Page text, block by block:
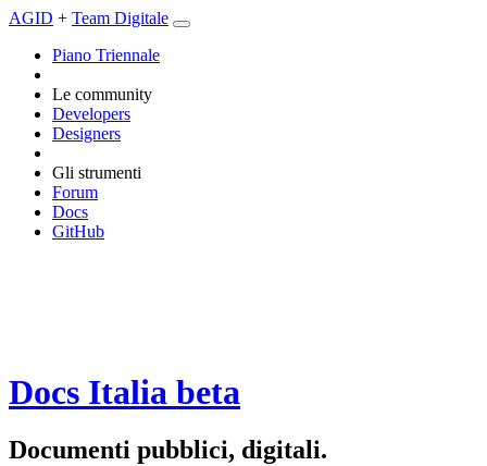
AGID + Team Digitale
Piano Triennale
Le community
Developers
Designers
Gli strumenti
Forum
Docs
GitHub
Docs Italia beta
Documenti pubblici, digitali.